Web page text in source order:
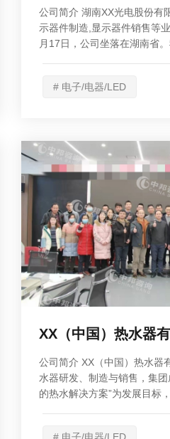
# 电子/电器/LED
公司简介 湖南XX光电股份有
示器件制造,显示器件销售等
月17日，公司坐落在湖南省。
公司简介 XX（中国）热水器
水器研发、制造与销售，集
的热水解决方案”为发展目标